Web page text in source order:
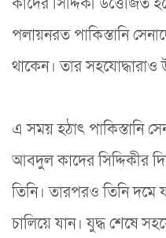
পলায়নরত পাকিস্তানি
থাকেন। তার
এ সময় হঠাৎ পাকিস্তানি
আবদুল কাদের সিদ্দিকীর
তিনি। তারপরও তিনি দমে
চালিয়ে যান। যুদ্ধ শেষে